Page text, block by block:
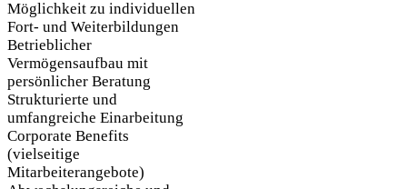
Möglichkeit zu individuellen
Fort- und Weiterbildungen
Betrieblicher
Vermögensaufbau mit
persönlicher Beratung
Strukturierte und
umfangreiche Einarbeitung
Corporate Benefits
(vielseitige
Mitarbeiterangebote)